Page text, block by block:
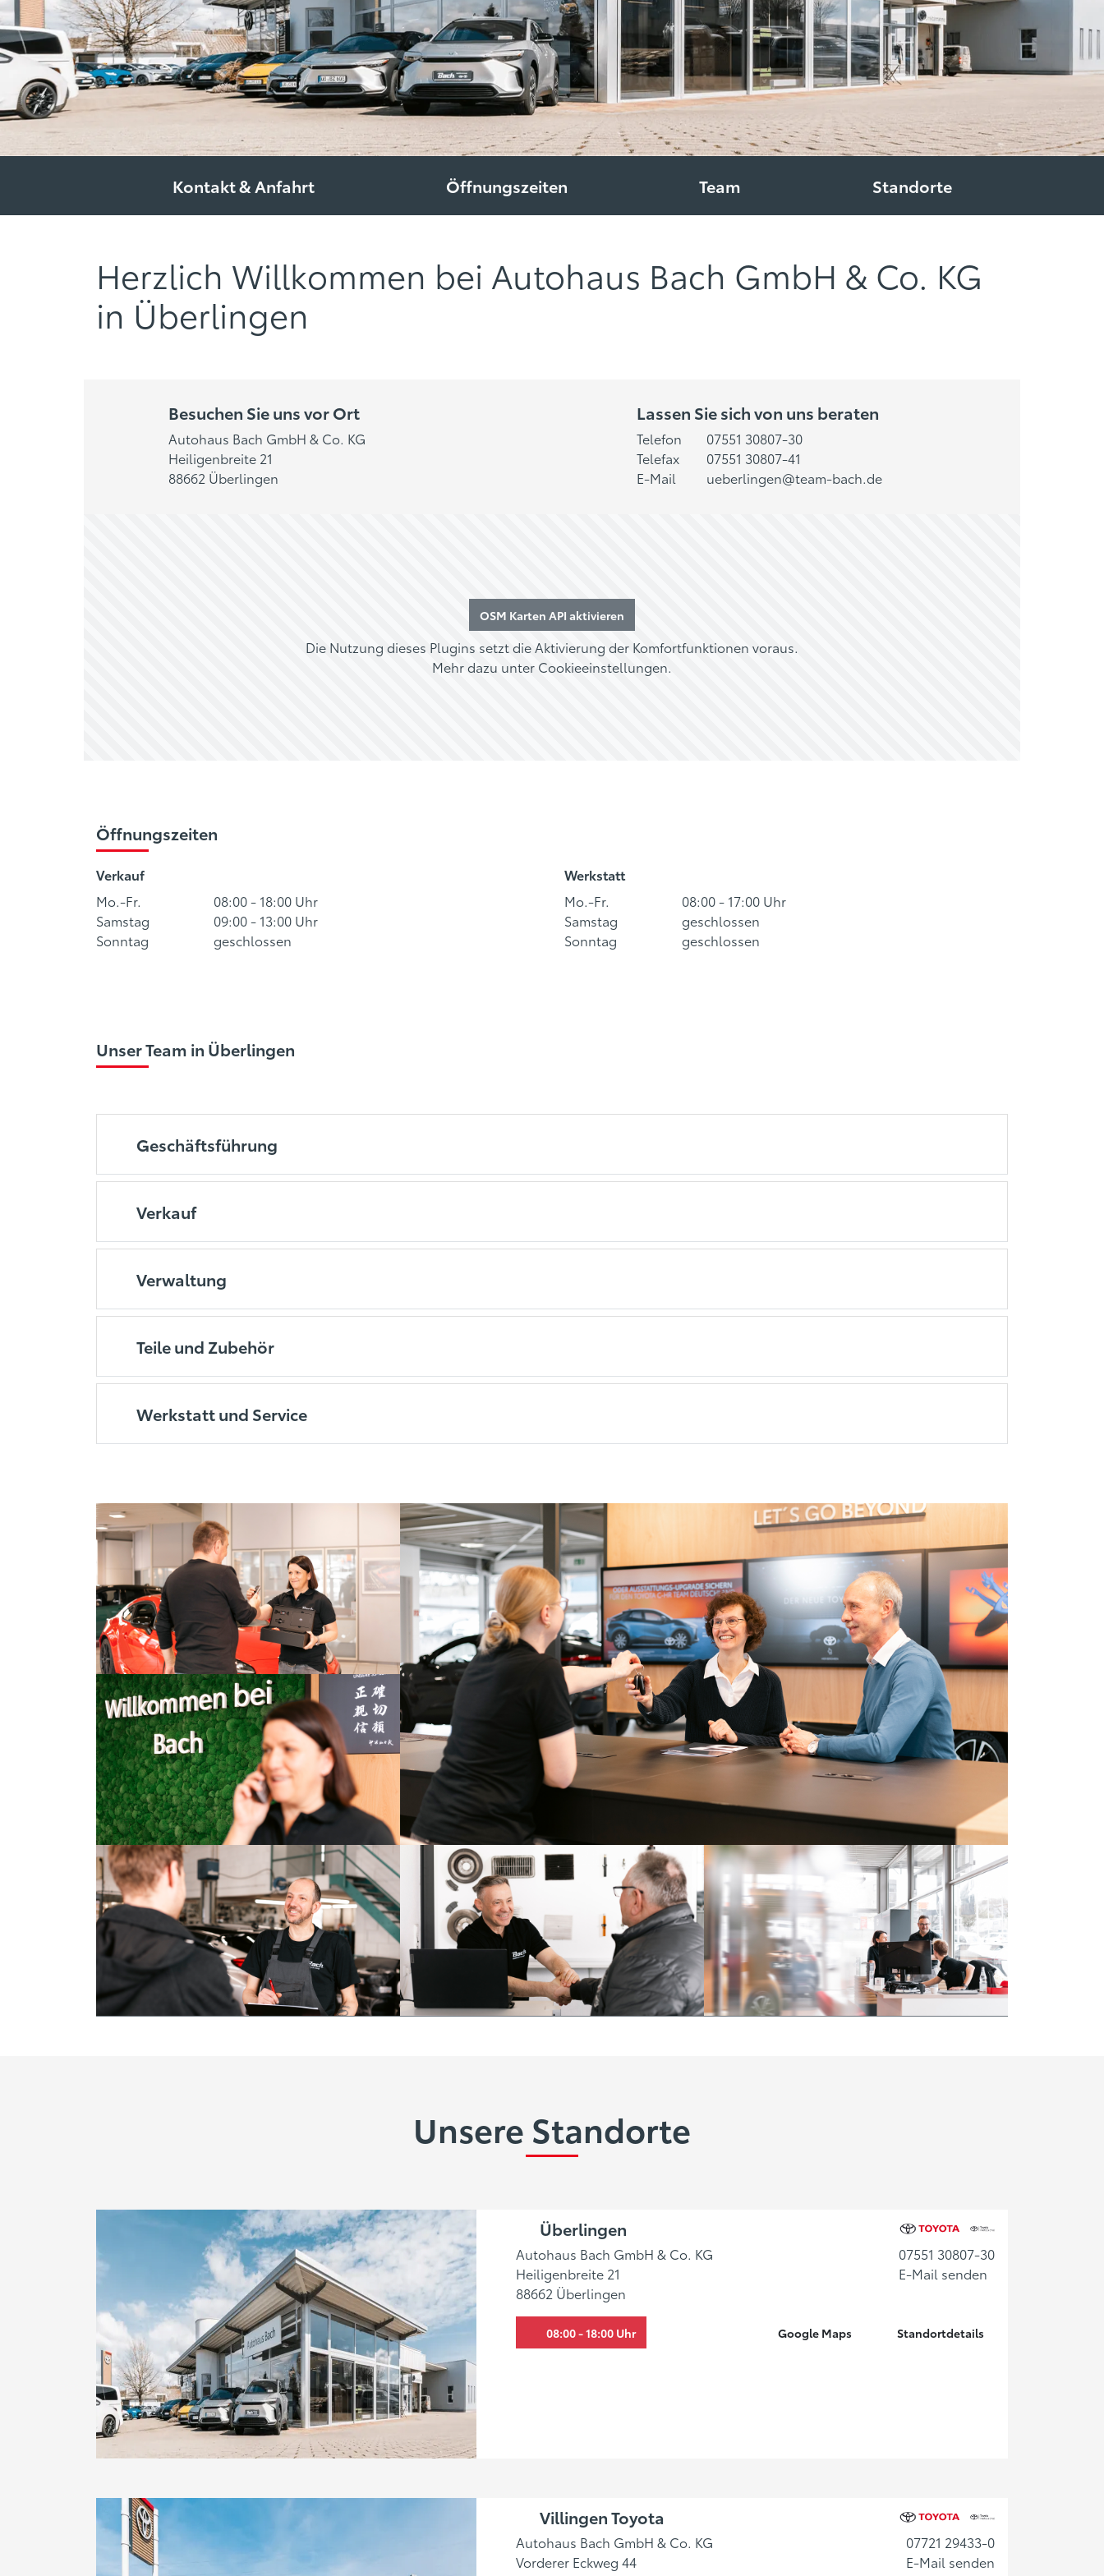
Kontakt & Anfahrt Öffnungszeiten Team Standorte
Herzlich Willkommen bei Autohaus Bach GmbH & Co. KG
in Überlingen
Besuchen Sie uns vor Ort
Autohaus Bach GmbH & Co. KG
Heiligenbreite 21
88662 Überlingen
Lassen Sie sich von uns beraten
Telefon
Telefax
E-Mail
07551 30807-30
07551 30807-41
ueberlingen@team-bach.de
OSM Karten API aktivieren
Die Nutzung dieses Plugins setzt die Aktivierung der Komfortfunktionen voraus.
Mehr dazu unter Cookieeinstellungen.
Öffnungszeiten
Verkauf
Mo.-Fr.
08:00 - 18:00 Uhr
Samstag
09:00 - 13:00 Uhr
Sonntag
geschlossen
Werkstatt
Mo.-Fr.
08:00 - 17:00 Uhr
Samstag
geschlossen
Sonntag
geschlossen
Unser Team in Überlingen
Geschäftsführung
Verkauf
Verwaltung
Teile und Zubehör
Werkstatt und Service
Unsere Standorte
Überlingen
Autohaus Bach GmbH & Co. KG
Heiligenbreite 21
88662 Überlingen
07551 30807-30
E-Mail senden
08:00 - 18:00 Uhr Google Maps Standortdetails
Villingen Toyota
Autohaus Bach GmbH & Co. KG
Vorderer Eckweg 44
07721 29433-0
E-Mail senden